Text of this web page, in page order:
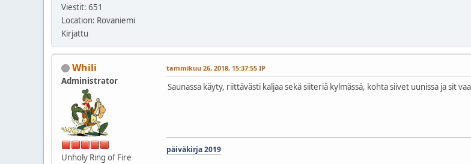
Viestit: 651
Location: Rovaniemi
Kirjattu
Whili
Administrator
Unholy Ring of Fire
tammikuu 26, 2018, 15:37:55 IP
Saunassa käyty, riittävästi kaljaa sekä siiteriä kylmässä, kohta siivet uunissa ja sit
päiväkirja 2019